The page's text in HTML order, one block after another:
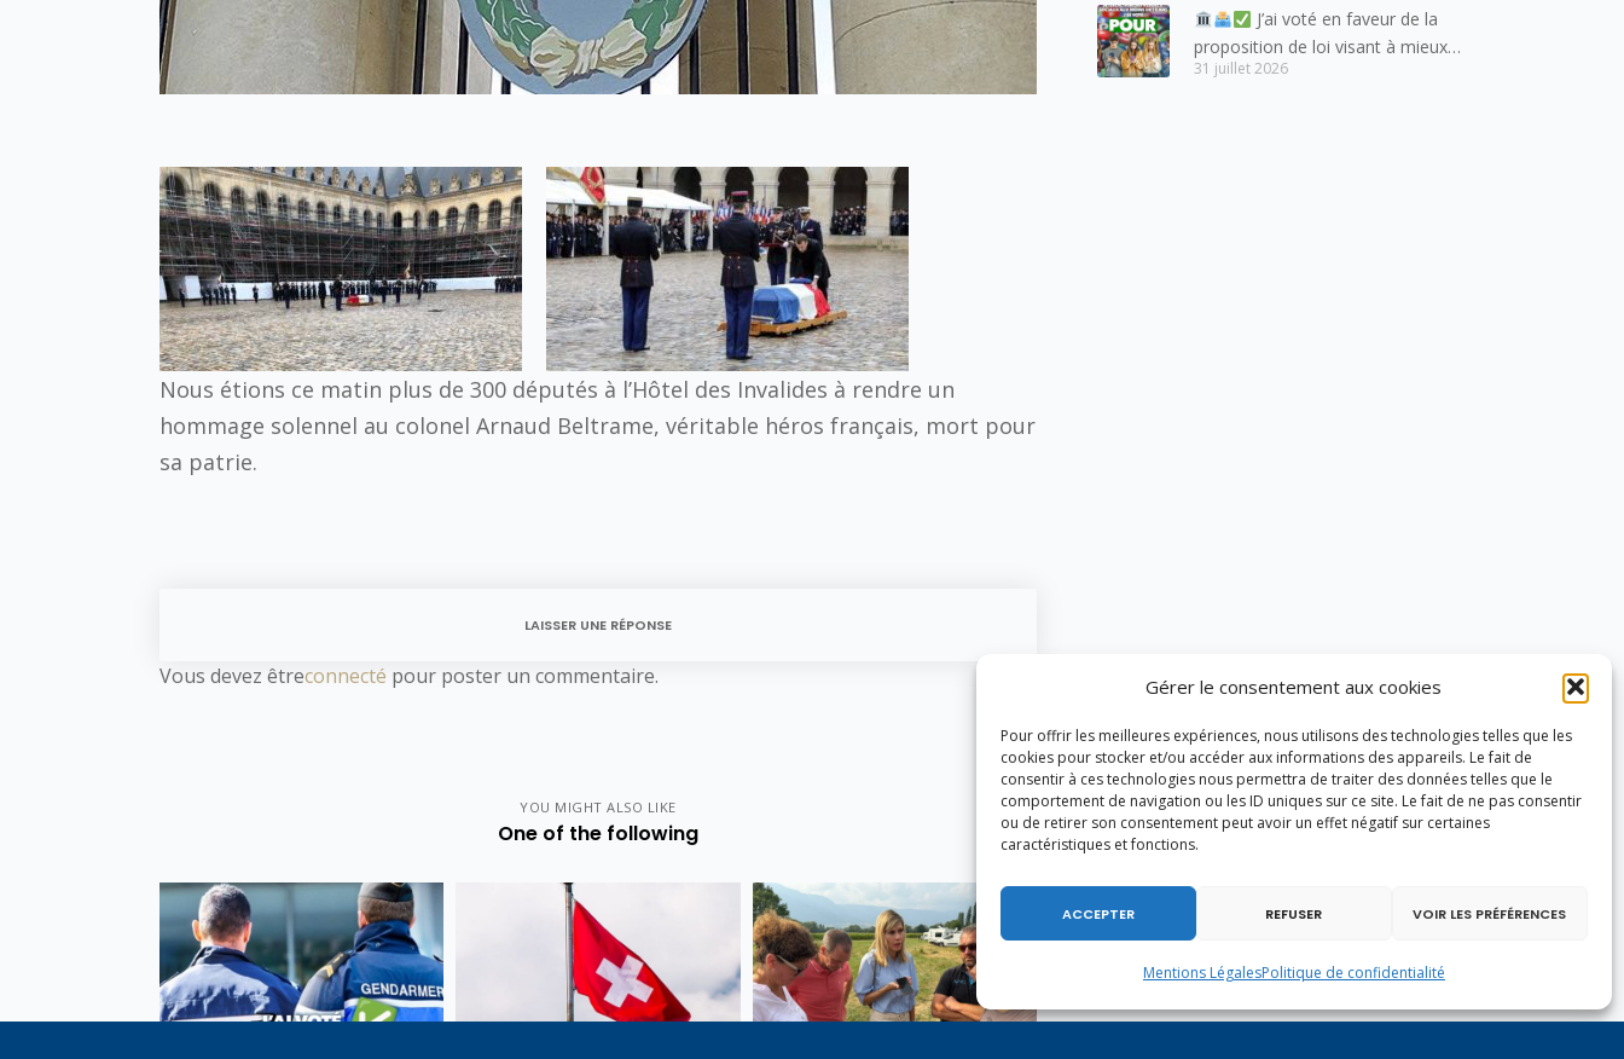
Gérer le consentement aux cookies
Pour offrir les meilleures expériences, nous utilisons des technologies telles que les
cookies pour stocker et/ou accéder aux informations des appareils. Le fait de
consentir à ces technologies nous permettra de traiter des données telles que le
comportement de navigation ou les ID uniques sur ce site. Le fait de ne pas consentir
ou de retirer son consentement peut avoir un effet négatif sur certaines
caractéristiques et fonctions.
ACCEPTER REFUSER VOIR LES PRÉFÉRENCES
Mentions LégalesPolitique de confidentialité
Nous étions ce matin plus de 300 députés à l’Hôtel des Invalides à rendre un
hommage solennel au colonel Arnaud Beltrame, véritable héros français, mort pour
sa patrie.
LAISSER UNE RÉPONSE
Vous devez êtreconnecté pour poster un commentaire.
YOU MIGHT ALSO LIKE
One of the following
J’ai voté en faveur de la
proposition de loi visant à mieux
protéger les mineurs des risques
31 juillet 2026